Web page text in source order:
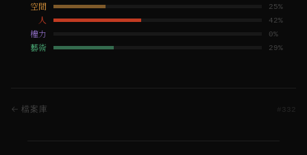
空間 25%
人 42%
權力 0%
藝術 29%
← 檔案庫 332